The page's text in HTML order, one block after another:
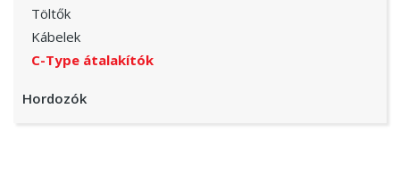
Töltők
Kábelek
C-Type átalakítók
Hordozók